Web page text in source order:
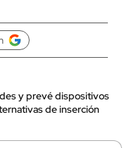
y prevé dispositivos
de inserción